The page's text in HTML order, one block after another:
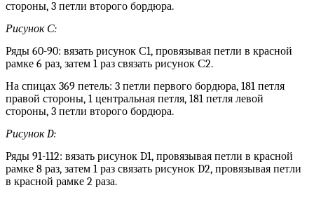
стороны, 3 петли второго бордюра.
Рисунок С:
Ряды 60-90: вязать рисунок С1, провязывая петли в красной
рамке 6 раз, затем 1 раз связать рисунок С2.
На спицах 369 петель: 3 петли первого бордюра, 181 петля
правой стороны, 1 центральная петля, 181 петля левой
стороны, 3 петли второго бордюра.
РисунокD:
Ряды 91-112: вязать рисунок D1, провязывая петли в красной
рамке 8 раз, затем 1 раз связать рисунок D2, провязывая петли
в красной рамке 2 раза.